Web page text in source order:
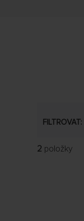
FILTROVAT:
2 položky